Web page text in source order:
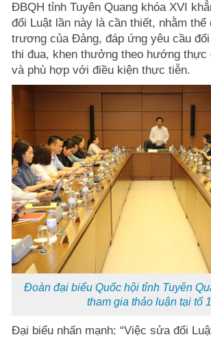
ĐBQH tỉnh Tuyên Quang khóa XVI
đổi Luật lần này là cần thiết, nhằm thể
trương của Đảng, đáp ứng yêu cầu
thi đua, khen thưởng theo hướng thực
và phù hợp với điều kiện thực tiễn.
Đoàn đại biểu Quốc hội tỉnh Tuyên
tham gia thảo luận tại tổ
Đại biểu nhấn mạnh: “Việc sửa đổi